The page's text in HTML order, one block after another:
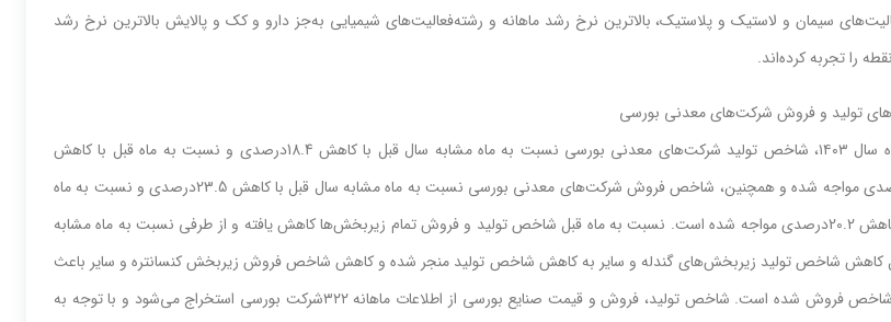
سیمان و لاستیک‌‌‌ و پلاستیک، بالاترین‌‌‌ نرخ رشد ماهانه‌‌‌ و رشته‌‌‌فعالیت‌‌‌های‌‌‌ شیمیایی‌‌‌ به‌‌‌جز دارو و کک‌‌‌ و پالایش‌‌‌ بالاترین‌‌‌ نرخ رشد
را تجربه‌‌‌ کرده‌اند.
تولید و فروش شرکت‌های‌‌‌ معدنی‌‌‌ بورسی‌‌‌
در تیرماه سال ١٤٠٣، شاخص‌‌‌ تولید شرکت‌های‌‌‌ معدنی‌‌‌ بورسی‌‌‌ نسبت‌‌‌ به‌‌‌ ماه مشابه‌‌‌ سال قبل‌‌‌ با کاهش‌‌‌ 18.4درصدی‌‌‌ و نسبت‌‌‌ به‌‌‌ ماه قبل‌‌‌ با کاهش‌‌‌
17.8درصدی‌‌‌ مواجه‌‌‌ شده و همچنین‌‌‌، شاخص‌‌‌ فروش شرکت‌های‌‌‌ معدنی‌‌‌ بورسی‌‌‌ نسبت‌‌‌ به‌‌‌ ماه مشابه‌‌‌ سال قبل‌‌‌ با کاهش‌‌‌ 23.5‌درصدی و نسبت‌‌‌ به‌‌‌ ماه
قبل‌‌‌ با کاهش‌‌‌ 20.2درصدی‌‌‌ مواجه‌‌‌ شده است‌‌‌. نسبت‌‌‌ به‌‌‌ ماه قبل‌‌‌ شاخص‌‌‌ تولید و فروش تمام زیربخش‌‌‌ها کاهش‌‌‌ یافته‌‌‌ و از طرفی‌‌‌ نسبت‌‌‌ به‌‌‌ ماه مشابه‌‌‌
کاهش‌‌‌ شاخص‌‌‌ تولید زیربخش‌‌‌های‌‌‌ گندله‌‌‌ و سایر به‌‌‌ کاهش‌‌‌ شاخص‌‌‌ تولید منجر شده و کاهش‌‌‌ شاخص‌‌‌ فروش زیربخش‌‌‌ کنسانتره و سایر باعث‌‌‌
کاهش‌‌‌ شاخص‌‌‌ فروش شده است‌‌‌. شاخص‌‌‌ تولید، فروش و قیمت‌‌‌ صنایع‌‌‌ بورسی‌‌‌ از اطلاعات ماهانه‌‌‌ ٣٢٢شرکت‌‌‌ بورسی‌‌‌ استخراج می‌شود و با توجه‌‌‌ به‌‌‌